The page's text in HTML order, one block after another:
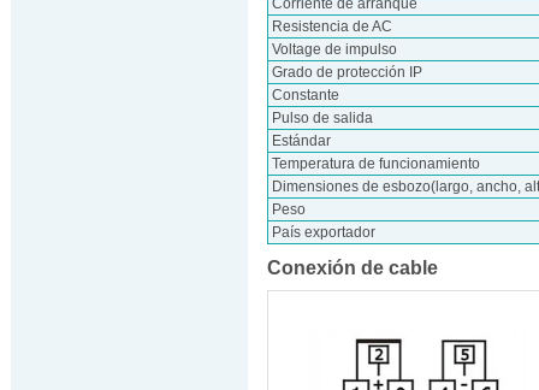
Corriente de arranque
Resistencia de AC
Voltage de impulso
Grado de protección IP
Constante
Pulso de salida
Estándar
Temperatura de funcionamiento
Dimensiones de esbozo(largo, ancho,
Peso
País exportador
Conexión de cable